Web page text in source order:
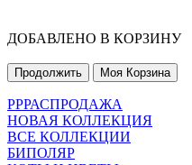
ДОБАВЛЕНО В КОРЗИНУ
Продолжить Моя Корзина
РРРАСПРОДАЖА
НОВАЯ КОЛЛЕКЦИЯ
ВСЕ КОЛЛЕКЦИИ
БИПОЛЯР